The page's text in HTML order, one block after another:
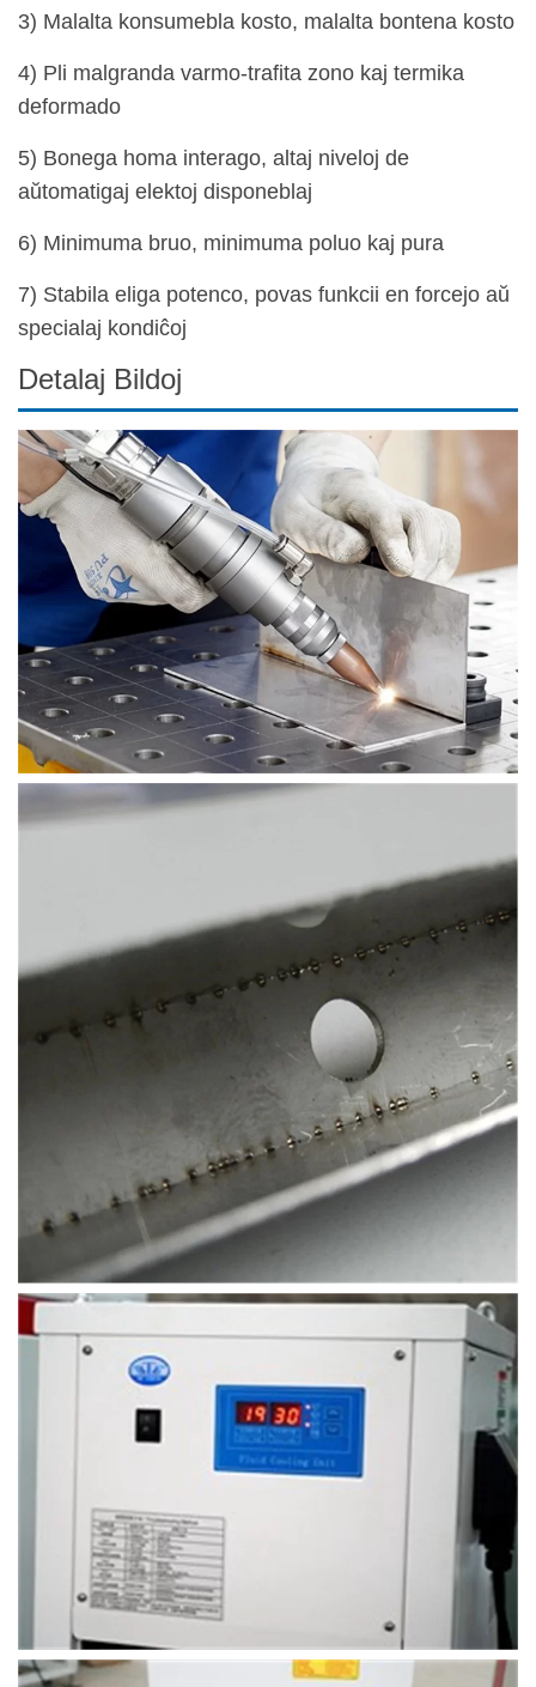
3) Malalta konsumebla kosto, malalta bontena kosto
4) Pli malgranda varmo-trafita zono kaj termika
deformado
5) Bonega homa interago, altaj niveloj de
aŭtomatigaj elektoj disponeblaj
6) Minimuma bruo, minimuma poluo kaj pura
7) Stabila eliga potenco, povas funkcii en forcejo aŭ
specialaj kondiĉoj
Detalaj Bildoj